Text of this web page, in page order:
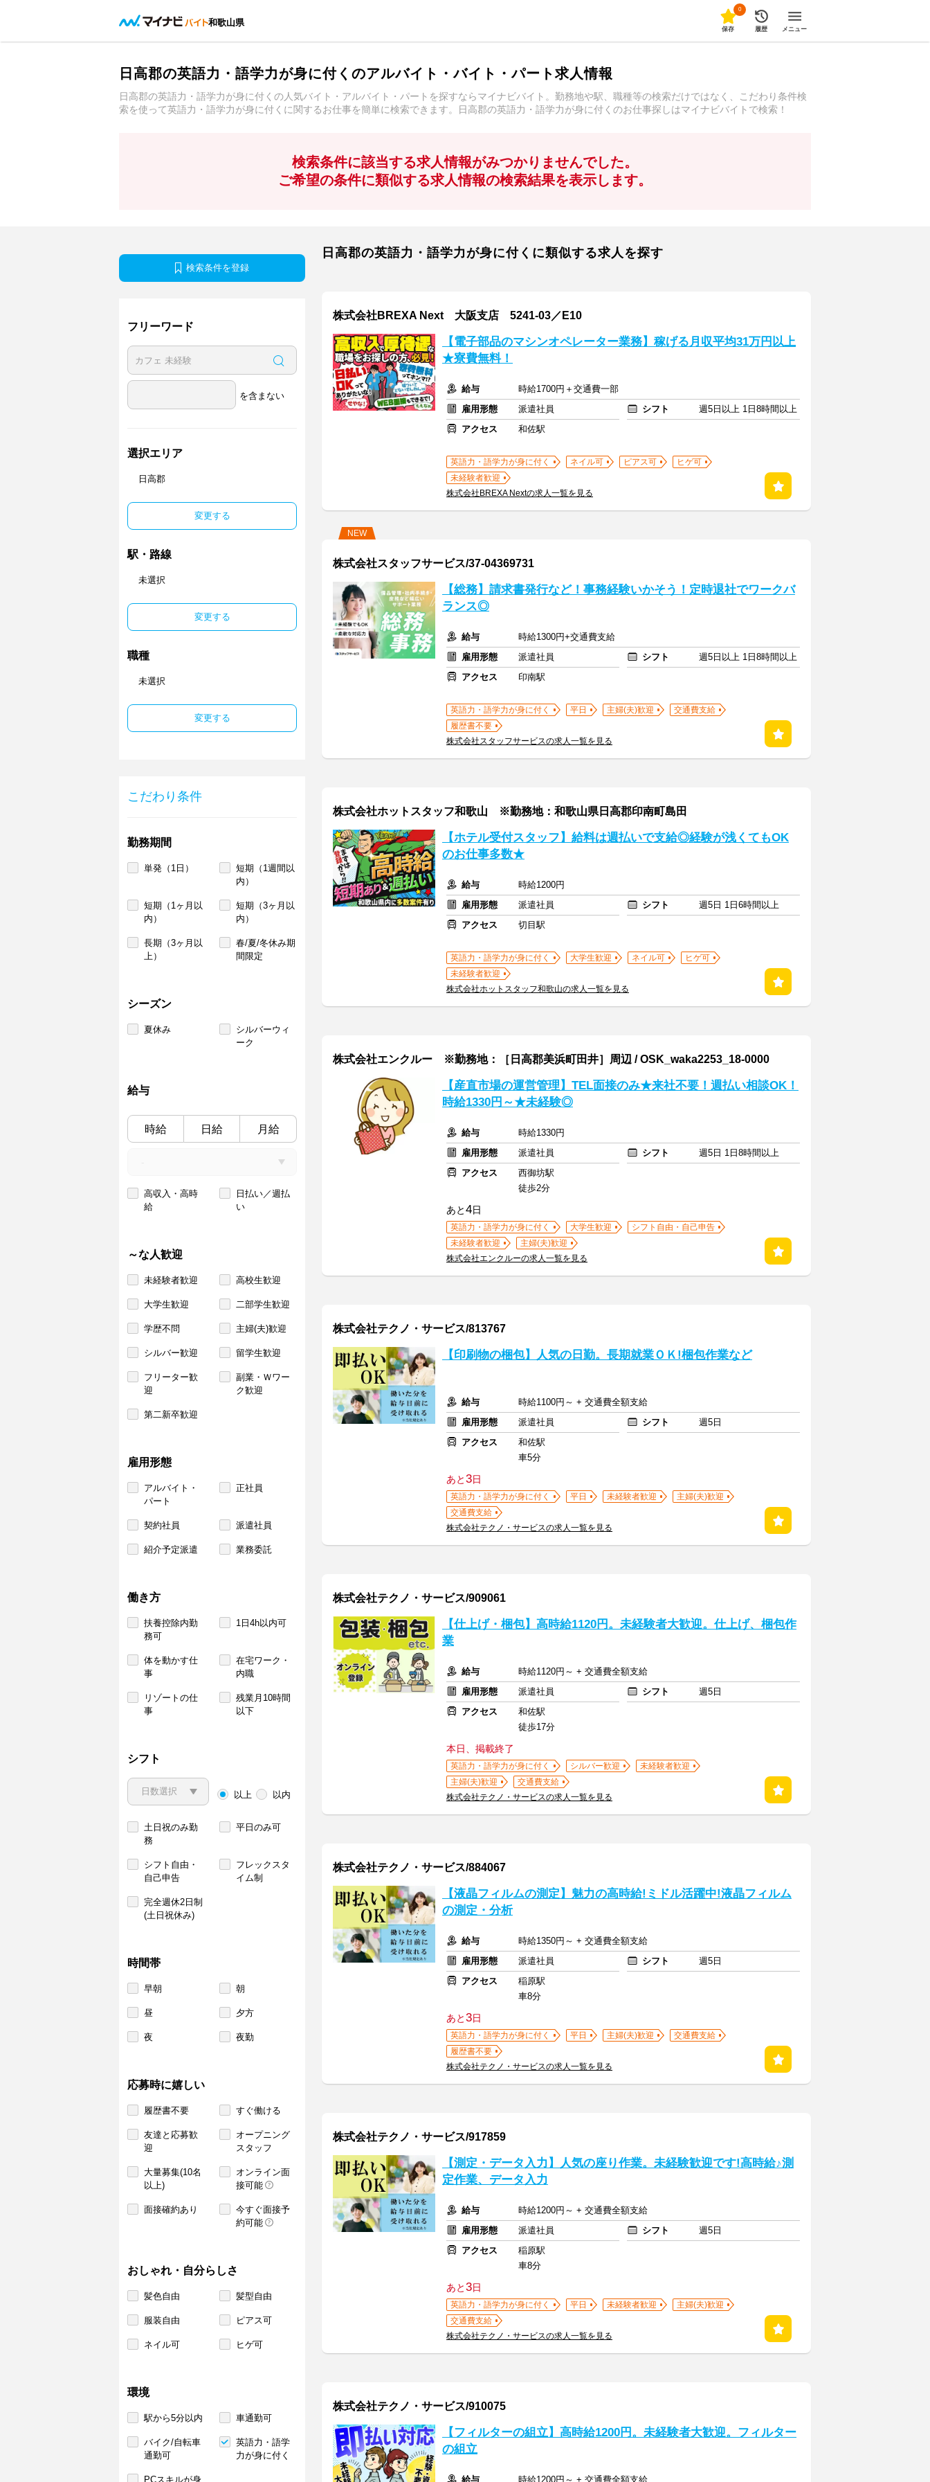
和歌山県
0
保存 履歴 メニュー
日高郡の英語力・語学力が身に付くのアルバイト・バイト・パート求人情報
日高郡の英語力・語学力が身に付くの人気バイト・アルバイト・パートを探すならマイナビバイト。勤務地や駅、職種等の検索だけではなく、こだわり条件検
索を使って英語力・語学力が身に付くに関するお仕事を簡単に検索できます。日高郡の英語力・語学力が身に付くのお仕事探しはマイナビバイトで検索！
検索条件に該当する求人情報がみつかりませんでした。
ご希望の条件に類似する求人情報の検索結果を表示します。
検索条件を登録
フリーワード
を含まない
選択エリア
日高郡
変更する
駅・路線
未選択
変更する
職種
未選択
変更する
こだわり条件
勤務期間
単発（1日）
短期（1週間以
内）
短期（1ヶ月以
内）
短期（3ヶ月以
内）
長期（3ヶ月以
上）
春/夏/冬休み期
間限定
シーズン
夏休み
シルバーウィ
ーク
給与
時給 日給 月給
高収入・高時
給
日払い／週払
い
～な人歓迎
未経験者歓迎 高校生歓迎
大学生歓迎 二部学生歓迎
学歴不問 主婦(夫)歓迎
シルバー歓迎 留学生歓迎
フリーター歓
迎
副業・Ｗワー
ク歓迎
第二新卒歓迎
雇用形態
アルバイト・
パート
正社員
契約社員 派遣社員
紹介予定派遣 業務委託
働き方
扶養控除内勤
務可
1日4h以内可
体を動かす仕
事
在宅ワーク・
内職
リゾートの仕
事
残業月10時間
以下
シフト
以上 以内
土日祝のみ勤
務
平日のみ可
シフト自由・
自己申告
フレックスタ
イム制
完全週休2日制
(土日祝休み)
時間帯
早朝 朝
昼 夕方
夜 夜勤
応募時に嬉しい
履歴書不要 すぐ働ける
友達と応募歓
迎
オープニング
スタッフ
大量募集(10名
以上)
オンライン面
接可能
面接確約あり
今すぐ面接予
約可能
おしゃれ・自分らしさ
髪色自由 髪型自由
服装自由 ピアス可
ネイル可 ヒゲ可
環境
駅から5分以内 車通勤可
バイク/自転車
通勤可
英語力・語学
力が身に付く
PCスキルが身
日高郡の英語力・語学力が身に付くに類似する求人を探す
株式会社BREXA Next 大阪支店 5241-03／E10
【電子部品のマシンオペレーター業務】稼げる月収平均31万円以上
★寮費無料！
給与
時給1700円＋交通費一部
雇用形態
派遣社員 シフト
週5日以上 1日8時間以上
アクセス
和佐駅
英語力・語学力が身に付く ネイル可 ピアス可
ヒゲ可
未経験者歓迎
株式会社BREXA Nextの求人一覧を見る
NEW
株式会社スタッフサービス/37-04369731
【総務】請求書発行など！事務経験いかそう！定時退社でワークバ
ランス◎
給与
時給1300円+交通費支給
雇用形態
派遣社員 シフト
週5日以上 1日8時間以上
アクセス
印南駅
英語力・語学力が身に付く 平日 主婦(夫)歓迎
交通費支給
履歴書不要
株式会社スタッフサービスの求人一覧を見る
株式会社ホットスタッフ和歌山 ※勤務地：和歌山県日高郡印南町島田
【ホテル受付スタッフ】給料は週払いで支給◎経験が浅くてもOK
のお仕事多数★
給与
時給1200円
雇用形態
派遣社員 シフト
週5日 1日6時間以上
アクセス
切目駅
英語力・語学力が身に付く 大学生歓迎 ネイル可
ヒゲ可
未経験者歓迎
株式会社ホットスタッフ和歌山の求人一覧を見る
株式会社エンクルー ※勤務地：［日高郡美浜町田井］周辺 / OSK_waka2253_18-0000
【産直市場の運営管理】TEL面接のみ★来社不要！週払い相談OK！
時給1330円～★未経験◎
給与
時給1330円
雇用形態
派遣社員 シフト
週5日 1日8時間以上
アクセス
西御坊駅
徒歩2分
あと4日
英語力・語学力が身に付く 大学生歓迎
シフト自由・自己申告
未経験者歓迎
主婦(夫)歓迎
株式会社エンクルーの求人一覧を見る
株式会社テクノ・サービス/813767
【印刷物の梱包】人気の日勤。長期就業ＯＫ!梱包作業など
給与
時給1100円～ + 交通費全額支給
雇用形態
派遣社員 シフト
週5日
アクセス
和佐駅
車5分
あと3日
英語力・語学力が身に付く 平日 未経験者歓迎
主婦(夫)歓迎
交通費支給
株式会社テクノ・サービスの求人一覧を見る
株式会社テクノ・サービス/909061
【仕上げ・梱包】高時給1120円。未経験者大歓迎。仕上げ、梱包作
業
給与
時給1120円～ + 交通費全額支給
雇用形態
派遣社員 シフト
週5日
アクセス
和佐駅
徒歩17分
本日、掲載終了
英語力・語学力が身に付く シルバー歓迎
未経験者歓迎
主婦(夫)歓迎
交通費支給
株式会社テクノ・サービスの求人一覧を見る
株式会社テクノ・サービス/884067
【液晶フィルムの測定】魅力の高時給!ミドル活躍中!液晶フィルム
の測定・分析
給与
時給1350円～ + 交通費全額支給
雇用形態
派遣社員 シフト
週5日
アクセス
稲原駅
車8分
あと3日
英語力・語学力が身に付く 平日 主婦(夫)歓迎
交通費支給
履歴書不要
株式会社テクノ・サービスの求人一覧を見る
株式会社テクノ・サービス/917859
【測定・データ入力】人気の座り作業。未経験歓迎です!高時給♪測
定作業、データ入力
給与
時給1200円～ + 交通費全額支給
雇用形態
派遣社員 シフト
週5日
アクセス
稲原駅
車8分
あと3日
英語力・語学力が身に付く 平日 未経験者歓迎
主婦(夫)歓迎
交通費支給
株式会社テクノ・サービスの求人一覧を見る
株式会社テクノ・サービス/910075
【フィルターの組立】高時給1200円。未経験者大歓迎。フィルター
の組立
給与 時給1200円～ + 交通費全額支給